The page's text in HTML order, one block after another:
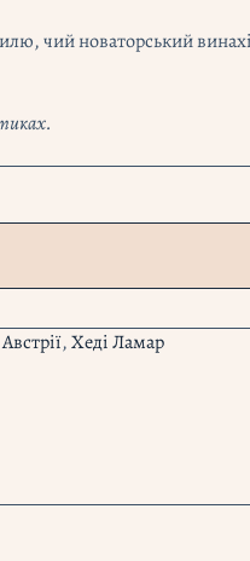
чий новаторський
,Хеді Ламар